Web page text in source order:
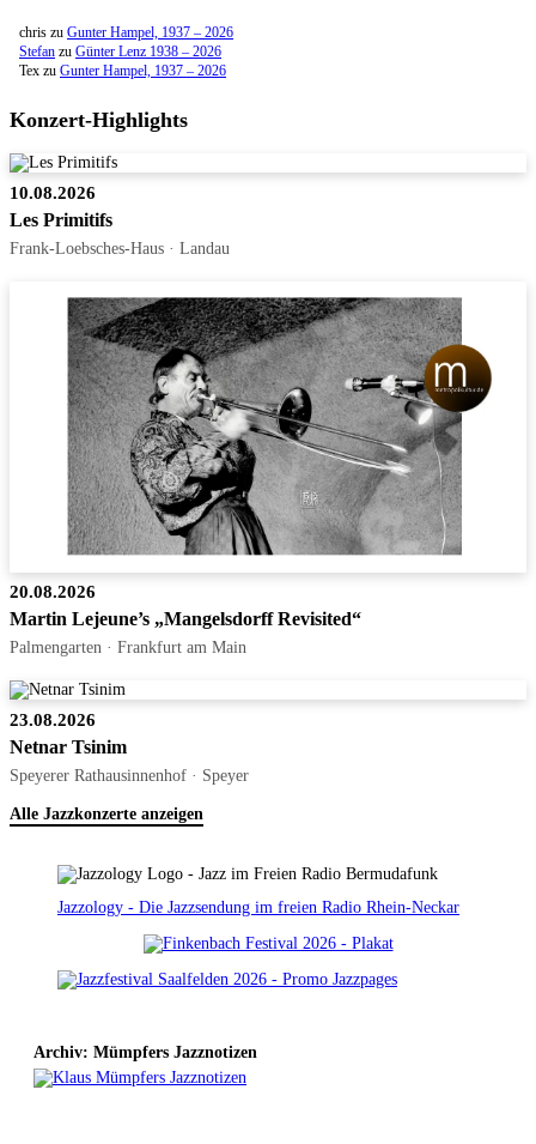
chris zu Gunter Hampel, 1937 – 2026
Stefan zu Günter Lenz 1938 – 2026
Tex zu Gunter Hampel, 1937 – 2026
Konzert-Highlights
10.08.2026
Les Primitifs
Frank-Loebsches-Haus · Landau
20.08.2026
Martin Lejeune’s „Mangelsdorff Revisited“
Palmengarten · Frankfurt am Main
23.08.2026
Netnar Tsinim
Speyerer Rathausinnenhof · Speyer
Alle Jazzkonzerte anzeigen
Jazzology - Die Jazzsendung im freien Radio Rhein-Neckar
Archiv: Mümpfers Jazznotizen